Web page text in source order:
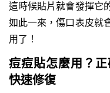
這時候貼片就會發揮它
如此一來，傷口表皮就
用了！
痘痘貼怎麼用？
快速修復